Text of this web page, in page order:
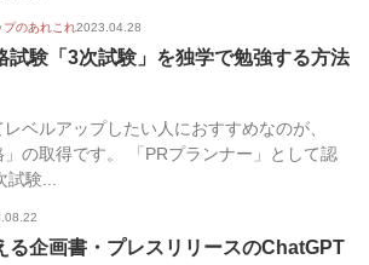
プのあれこれ2023.04.28
試験「3次試験」を独学で勉強する方法
ベルアップしたい人におすすめなのが、
」の取得です。 「PRプランナー」として認
験...
る企画書・プレスリリースのChatGPT